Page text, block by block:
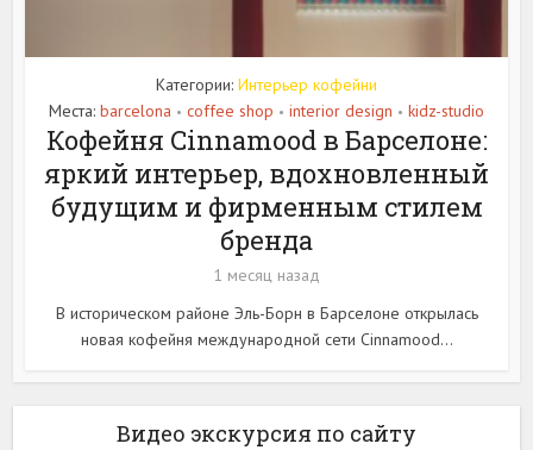
Категории: Интерьер кофейни
Места: barcelona • coffee shop • interior design • kidz-studio
Кофейня Cinnamood в Барселоне:
яркий интерьер, вдохновленный
будущим и фирменным стилем
бренда
1 месяц назад
В историческом районе Эль-Борн в Барселоне открылась
новая кофейня международной сети Cinnamood...
Видео экскурсия по сайту